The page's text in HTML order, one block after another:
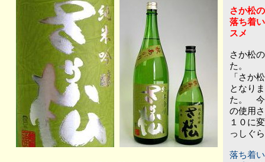
さか松
落ち着
スメ
さか松
た。
「さか
となり
た。 今
の使用
１０に
っしぐ
落ち着